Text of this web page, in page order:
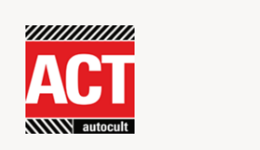
contenu